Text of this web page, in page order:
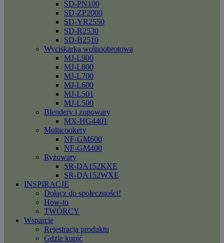
SD-PN100
SD-ZP2000
SD-YR2550
SD-R2530
SD-B2510
Wyciskarka wolnoobrotowa
MJ-L900
MJ-L800
MJ-L700
MJ-L600
MJ-L501
MJ-L500
Blendery i zupowary
MX-HG4401
Multicookery
NF-GM600
NF-GM400
Ryżowary
SR-DA152KXE
SR-DA152WXE
INSPIRACJE
Dołącz do społeczności!
How-to
TWÓRCY
Wsparcie
Rejestracja produktu
Gdzie kupić